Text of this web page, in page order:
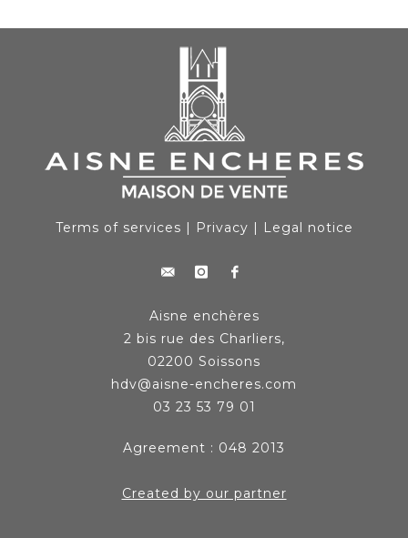
Terms of services | Privacy | Legal notice
Aisne enchères
2 bis rue des Charliers,
02200 Soissons
hdv@aisne-encheres.com
03 23 53 79 01
Agreement : 048 2013
Created by our partner